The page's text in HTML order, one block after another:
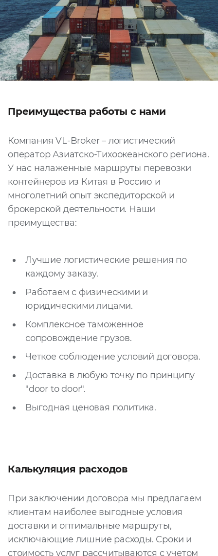
Преимущества работы с нами
Компания VL-Broker – логистический
оператор Азиатско-Тихоокеанского региона.
У нас налаженные маршруты перевозки
контейнеров из Китая в Россию и
многолетний опыт экспедиторской и
брокерской деятельности. Наши
преимущества:
Лучшие логистические решения по
каждому заказу.
Работаем с физическими и
юридическими лицами.
Комплексное таможенное
сопровождение грузов.
Четкое соблюдение условий договора.
Доставка в любую точку по принципу
"door to door".
Выгодная ценовая политика.
Калькуляция расходов
При заключении договора мы предлагаем
клиентам наиболее выгодные условия
доставки и оптимальные маршруты,
исключающие лишние расходы. Сроки и
стоимость услуг рассчитываются с учетом